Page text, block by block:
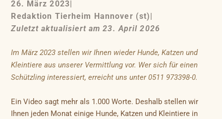
26. März 2023|
Redaktion Tierheim Hannover (st)|
Zuletzt aktualisiert am 23. April 2026
Im März 2023 stellen wir Ihnen wieder Hunde, Katzen und
Kleintiere aus unserer Vermittlung vor. Wer sich für einen
Schützling interessiert, erreicht uns unter 0511 973398-0.
Ein Video sagt mehr als 1.000 Worte. Deshalb stellen wir
Ihnen jeden Monat einige Hunde, Katzen und Kleintiere in